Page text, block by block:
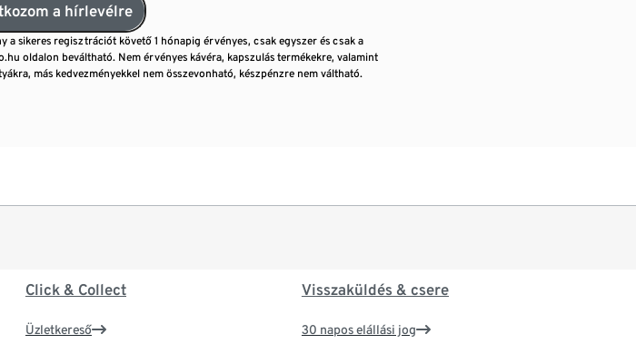
a hírlevélre
a sikeres regisztrációt követő 1 hónapig érvényes, csak egyszer és csak a
oldalon beváltható. Nem érvényes kávéra, kapszulás termékekre, valamint
más kedvezményekkel nem összevonható, készpénzre nem váltható.
Click & Collect
Üzletkereső
Visszaküldés & csere
30 napos elállási jog